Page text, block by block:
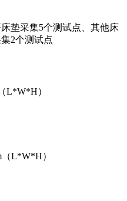
垫采集5个测试点、其他床
2个测试点
L*W*H）
（L*W*H）